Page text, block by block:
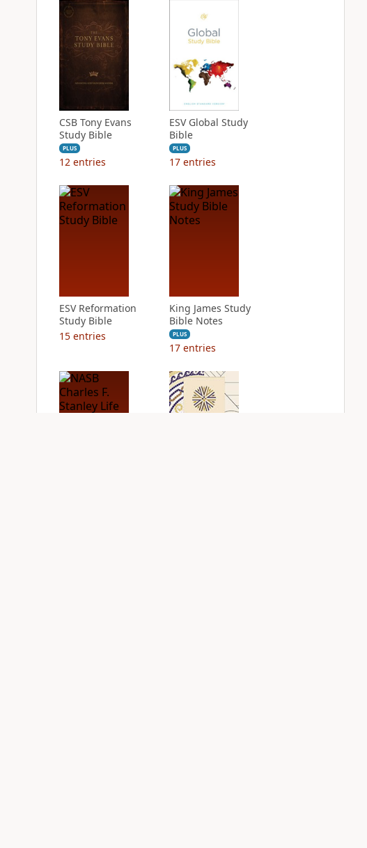
CSB Tony Evans
Study Bible
PLUS
12 entries
ESV Global Study
Bible
PLUS
17 entries
ESV Reformation
Study Bible
15 entries
King James Study
Bible Notes
PLUS
17 entries